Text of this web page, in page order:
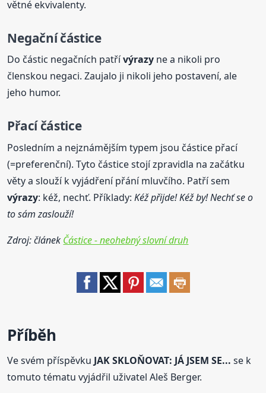
větné ekvivalenty.
Negační částice
Do částic negačních patřívýrazy ne a nikoli pro
členskou negaci. Zaujalo ji nikoli jeho postavení, ale
jeho humor.
Přací částice
Posledním a nejznámějším typem jsou částice přací
(=preferenční). Tyto částice stojí zpravidla na začátku
věty a slouží k vyjádření přání mluvčího. Patří sem
výrazy: kéž, nechť. Příklady:Kéž přijde! Kéž by! Nechť se o
to sám zaslouží!
Zdroj: článek Částice - neohebný slovní druh
Příběh
Ve svém příspěvku JAK SKLOŇOVAT: JÁ JSEM SE... se k
tomuto tématu vyjádřil uživatel Aleš Berger.